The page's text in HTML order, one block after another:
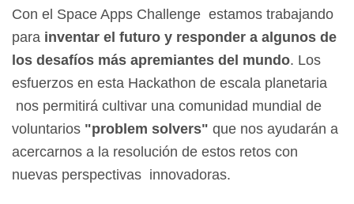
Con el Space Apps Challenge estamos trabajando
para inventar el futuro y responder a algunos de
los desafíos más apremiantes del mundo. Los
esfuerzos en esta Hackathon de escala planetaria
nos permitirá cultivar una comunidad mundial de
voluntarios "problem solvers" que nos ayudarán a
acercarnos a la resolución de estos retos con
nuevas perspectivas innovadoras.